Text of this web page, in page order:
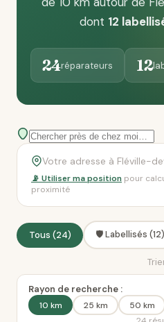
dont 12
24réparateurs 12
📡 Utiliser ma position pour
proximité
Tous (24) 🛡️ Labellisés (12)
Rayon de recherche :
10 km 25 km 50 km